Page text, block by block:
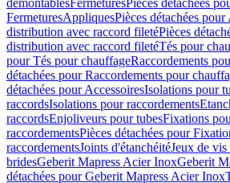
démontablesFermeturesPièces détachées
FermeturesAppliquesPièces détachées
distribution avec raccord filetéPièces
distribution avec raccord filetéTés pour
pour Tés pour chauffageRaccordements
détachées pour Raccordements pour
détachées pour AccessoiresIsolations pour
raccordsIsolations pour raccordements
raccordsEnjoliveurs pour tubesFixations
raccordementsPièces détachées pour
raccordementsJoints d'étanchéitéJeux de vis
bridesGeberit Mapress Acier InoxGeberit
détachées pour Geberit Mapress Acier Inox